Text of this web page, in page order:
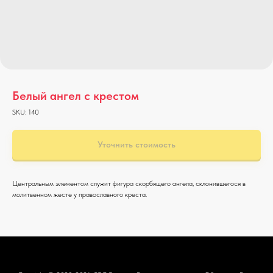
Белый ангел с крестом
SKU: 140
Уточнить стоимость
Центральным элементом служит фигура скорбящего ангела, склонившегося в
молитвенном жесте у православного креста.